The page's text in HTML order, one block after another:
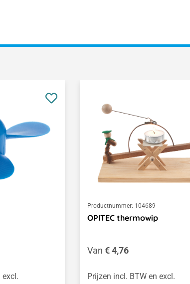
excl.
Productnummer: 104689
OPITEC thermowip
Normale prijs:
Van € 4,76
Prijzen incl. BTW en excl.